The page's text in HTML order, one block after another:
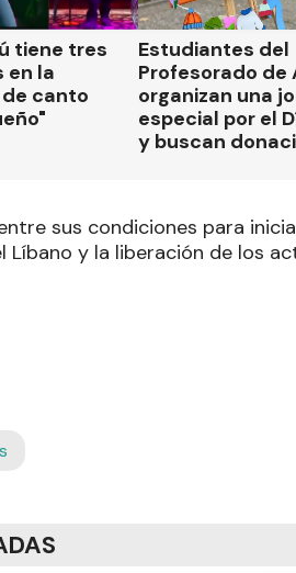
tiene tres
en la
canto
Estudiantes del
Profesorado de
organizan una
especial por el
y buscan
sus condiciones para
Líbano y la liberación de los